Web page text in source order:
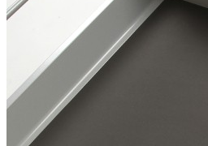
Материал:
покрытием TPE
Цвет: бежевый/серый/темно-
Комплектация